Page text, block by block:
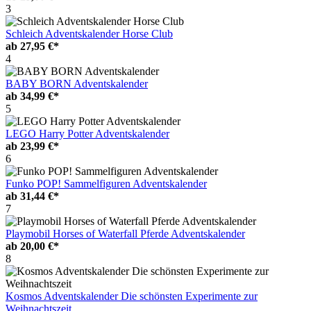
3
Schleich Adventskalender Horse Club
ab 27,95 €*
4
BABY BORN Adventskalender
ab 34,99 €*
5
LEGO Harry Potter Adventskalender
ab 23,99 €*
6
Funko POP! Sammelfiguren Adventskalender
ab 31,44 €*
7
Playmobil Horses of Waterfall Pferde Adventskalender
ab 20,00 €*
8
Kosmos Adventskalender Die schönsten Experimente zur
Weihnachtszeit